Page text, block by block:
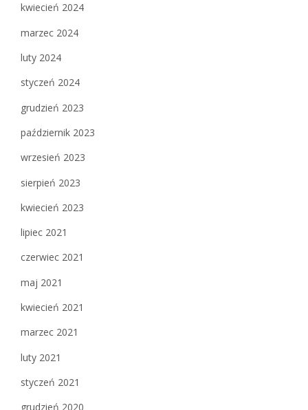
kwiecień 2024
marzec 2024
luty 2024
styczeń 2024
grudzień 2023
październik 2023
wrzesień 2023
sierpień 2023
kwiecień 2023
lipiec 2021
czerwiec 2021
maj 2021
kwiecień 2021
marzec 2021
luty 2021
styczeń 2021
grudzień 2020